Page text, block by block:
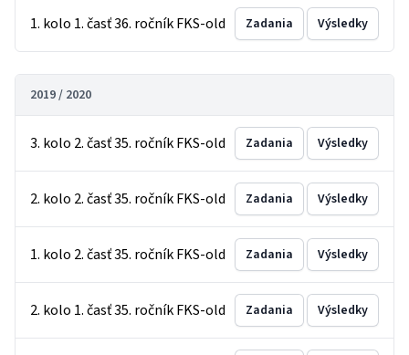
1. kolo 1. časť 36. ročník FKS-old Zadania Výsledky
2019 / 2020
3. kolo 2. časť 35. ročník FKS-old Zadania Výsledky
2. kolo 2. časť 35. ročník FKS-old Zadania Výsledky
1. kolo 2. časť 35. ročník FKS-old Zadania Výsledky
2. kolo 1. časť 35. ročník FKS-old Zadania Výsledky